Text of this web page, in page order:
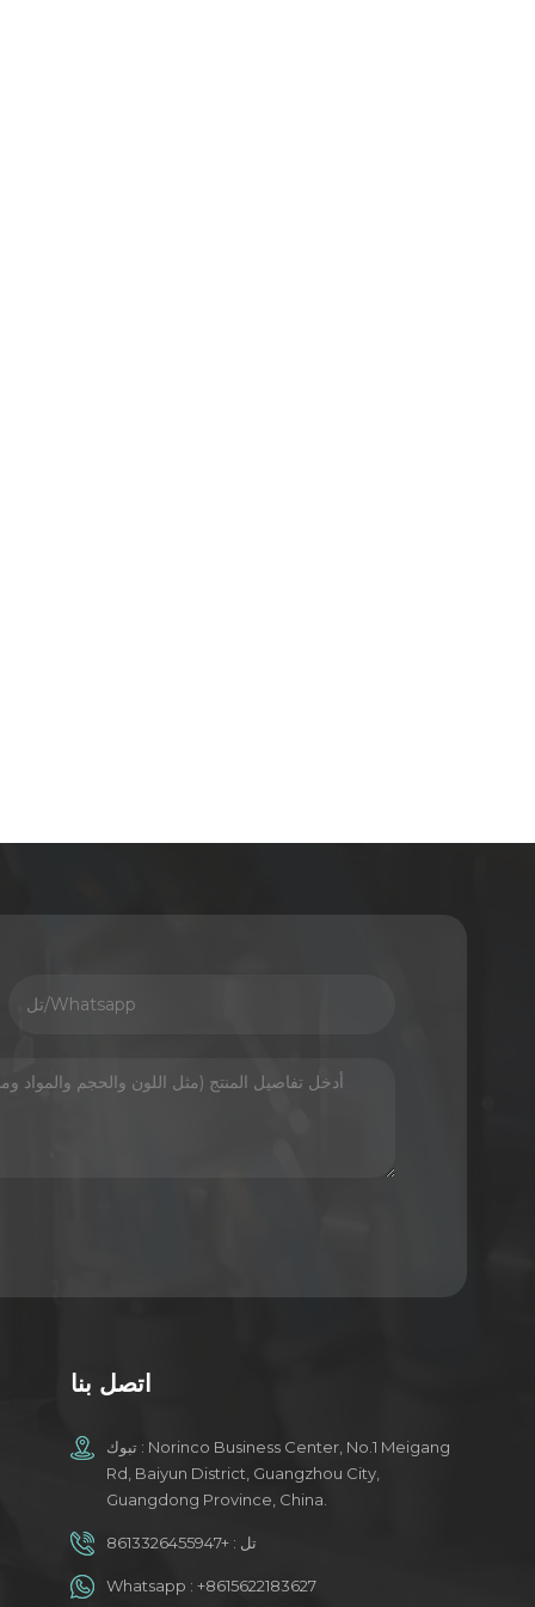
اتصل بنا
تبوك : Norinco Business Center, No.1 Meigang
Rd, Baiyun District, Guangzhou City,
Guangdong Province, China.
تل :+8613326455947
Whatsapp : +8615622183627